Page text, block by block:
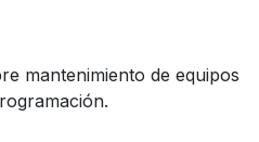
mantenimiento de equipos